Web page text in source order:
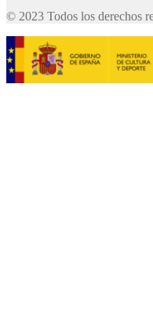
© 2023 Todos los derechos